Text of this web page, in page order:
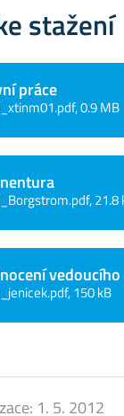
stažení
práce
0.9 MB
21.8
vedoucího
150 kB
1. 5. 2012